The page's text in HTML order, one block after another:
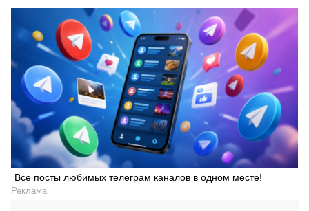
Все посты любимых телеграм каналов в одном месте!
Реклама